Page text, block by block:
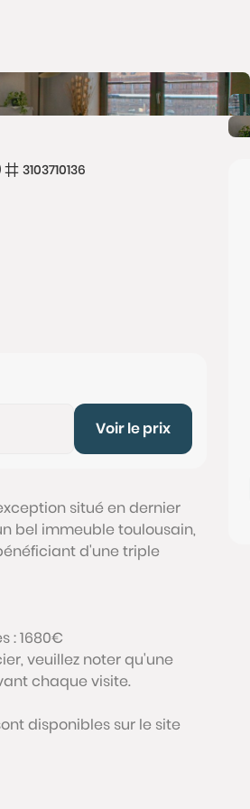
3103710136
Voir le prix
situé en dernier
bel immeuble toulousain,
d'une triple
: 1680€
veuillez noter qu'une
chaque visite.
disponibles sur le site